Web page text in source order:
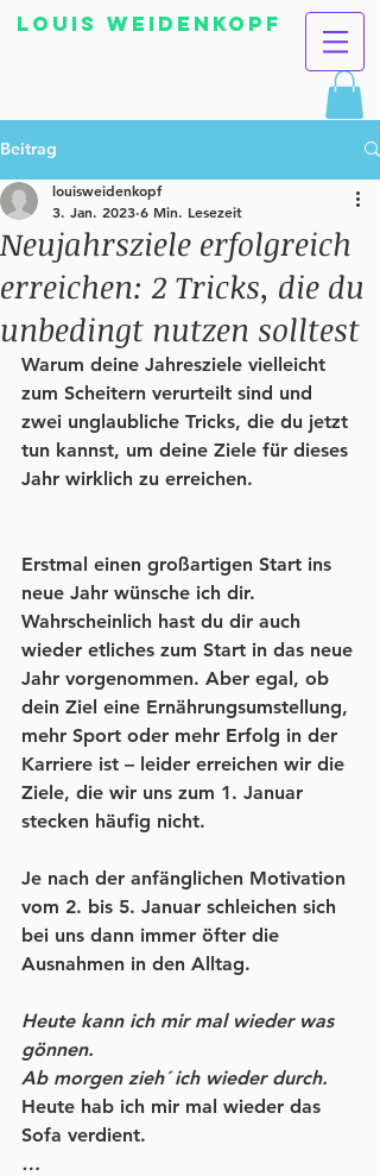
Louis Weidenkopf
Beitrag
Neujahrsziele erfolgreich
erreichen: 2 Tricks, die du
unbedingt nutzen solltest
louisweidenkopf
3. Jan. 2023 6 Min. Lesezeit
Warum deine Jahresziele vielleicht
zum Scheitern verurteilt sind und
zwei unglaubliche Tricks, die du jetzt
tun kannst, um deine Ziele für dieses
Jahr wirklich zu erreichen.
Erstmal einen großartigen Start ins
neue Jahr wünsche ich dir.
Wahrscheinlich hast du dir auch
wieder etliches zum Start in das neue
Jahr vorgenommen. Aber egal, ob
dein Ziel eine Ernährungsumstellung,
mehr Sport oder mehr Erfolg in der
Karriere ist – leider erreichen wir die
Ziele, die wir uns zum 1. Januar
stecken häufig nicht.
Je nach der anfänglichen Motivation
vom 2. bis 5. Januar schleichen sich
bei uns dann immer öfter die
Ausnahmen in den Alltag.
Heute kann ich mir mal wieder was
gönnen.
Ab morgen zieh´ ich wieder durch.
Heute hab ich mir mal wieder das
Sofa verdient.
…